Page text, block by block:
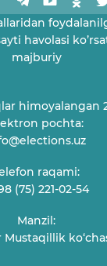
havolasi
majburiy
himoyalangan
pochta:
raqami:
(75) 221-02-54
Manzil: